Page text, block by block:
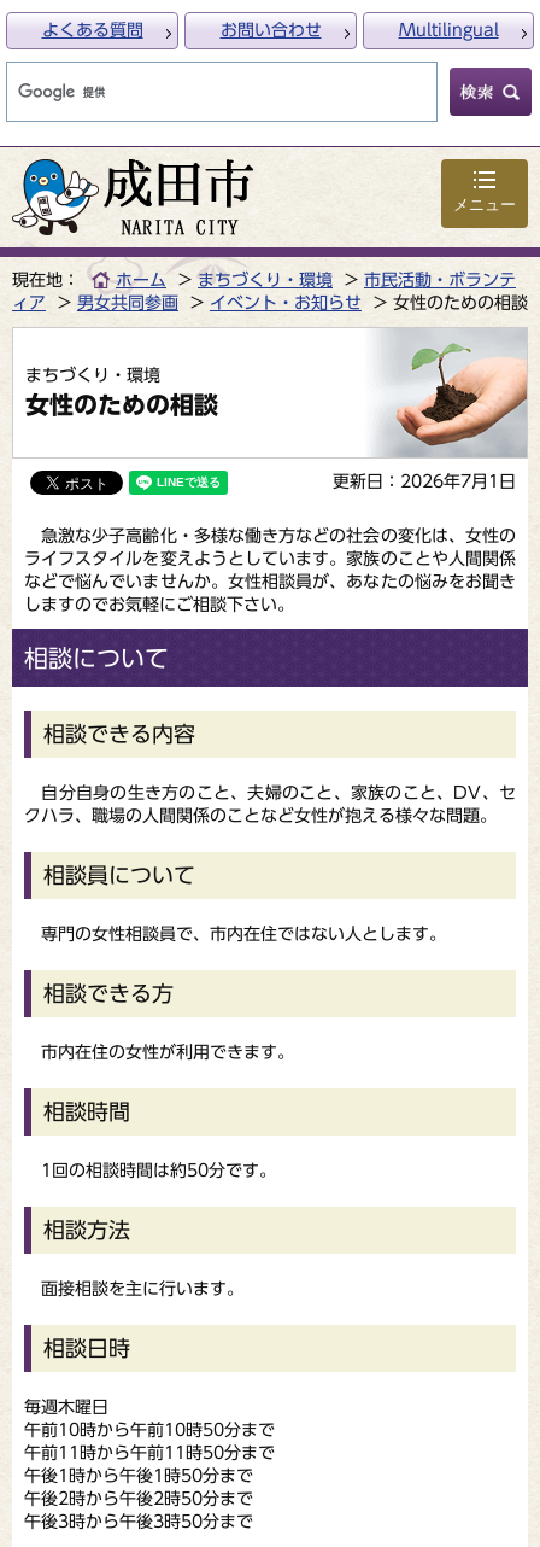
メニュー
よくある質問 お問い合わせ Multilingual
現在地： ホーム まちづくり・環境
市民活動・ボランテ
ィア
男女共同参画 イベント・お知らせ 女性のための相談
まちづくり・環境
女性のための相談
更新日：2026年7月1日
急激な少子高齢化・多様な働き方などの社会の変化は、女性の
ライフスタイルを変えようとしています。家族のことや人間関係
などで悩んでいませんか。女性相談員が、あなたの悩みをお聞き
しますのでお気軽にご相談下さい。
相談について
相談できる内容
自分自身の生き方のこと、夫婦のこと、家族のこと、DV、セ
クハラ、職場の人間関係のことなど女性が抱える様々な問題。
相談員について
専門の女性相談員で、市内在住ではない人とします。
相談できる方
市内在住の女性が利用できます。
相談時間
1回の相談時間は約50分です。
相談方法
面接相談を主に行います。
相談日時
毎週木曜日
午前10時から午前10時50分まで
午前11時から午前11時50分まで
午後1時から午後1時50分まで
午後2時から午後2時50分まで
午後3時から午後3時50分まで